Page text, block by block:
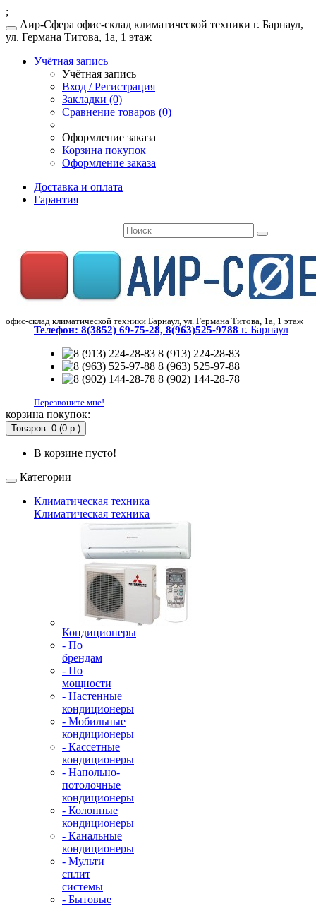
;
Аир-Сфера офис-склад климатической техники г. Барнаул,
ул. Германа Титова, 1а, 1 этаж
Учётная запись
Учётная запись
Вход / Регистрация
Закладки (0)
Сравнение товаров (0)
Оформление заказа
Корзина покупок
Оформление заказа
Доставка и оплата
Гарантия
офис-склад климатической техники Барнаул, ул. Германа Титова, 1а, 1 этаж
Телефон: 8(3852) 69-75-28, 8(963)525-9788 г. Барнаул
8 (913) 224-28-83
8 (963) 525-97-88
8 (902) 144-28-78
Перезвоните мне!
корзина покупок:
Товаров: 0 (0 р.)
В корзине пусто!
Категории
Климатическая техника
Климатическая техника
Кондиционеры
- По
брендам
- По
мощности
- Настенные
кондиционеры
- Мобильные
кондиционеры
- Кассетные
кондиционеры
- Напольно-
потолочные
кондиционеры
- Колонные
кондиционеры
- Канальные
кондиционеры
- Мульти
сплит
системы
- Бытовые